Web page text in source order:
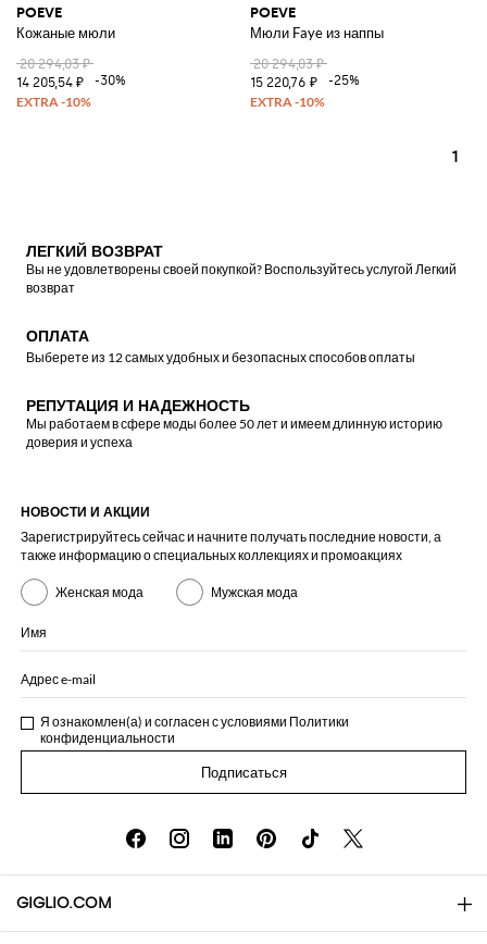
POEVE
Кожаные мюли
20 294,03 ₽
14 205,54 ₽
-30%
POEVE
Мюли Faye из наппы
20 294,03 ₽
15 220,76 ₽
-25%
1
ЛЕГКИЙ ВОЗВРАТ
Вы не удовлетворены своей покупкой? Воспользуйтесь услугой Легкий
возврат
ОПЛАТА
Выберете из 12 самых удобных и безопасных способов оплаты
РЕПУТАЦИЯ И НАДЕЖНОСТЬ
Мы работаем в сфере моды более 50 лет и имеем длинную историю
доверия и успеха
НОВОСТИ И АКЦИИ
Зарегистрируйтесь сейчас и начните получать последние новости, а
также информацию о специальных коллекциях и промоакциях
Женская мода Мужская мода
Имя
Адрес e-mail
Я ознакомлен(а) и согласен с условиями Политики
конфиденциальности
Подписаться
GIGLIO.COM